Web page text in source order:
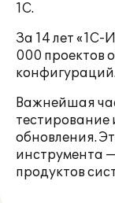
1С.
За 14 лет
000 проектов
Важнейшая
обновления.
инструмента
продуктов